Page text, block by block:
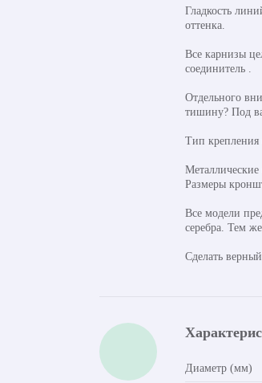
Гладкость
оттенка.
Все карнизы
соединитель .
Отдельного
тишину? Под
Тип
Размеры
Все модели
серебра. Тем
Сделать
Диаметр (мм)